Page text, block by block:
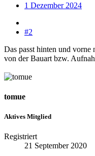
1 Dezember 2024
#2
Das passt hinten und
von der Bauart bzw.
tomue
Aktives Mitglied
Registriert
21 September 2020